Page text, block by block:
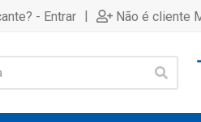
- Entrar | Não é cliente